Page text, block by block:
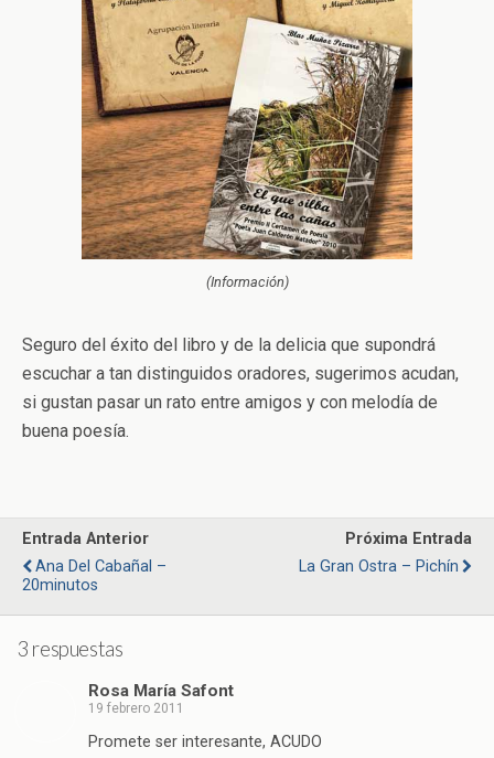
(Información)
Seguro del éxito del libro y de la delicia que supondrá
escuchar a tan distinguidos oradores, sugerimos acudan,
si gustan pasar un rato entre amigos y con melodía de
buena poesía.
Entrada Anterior
Ana Del Cabañal –
20minutos
Próxima Entrada
La Gran Ostra – Pichín
3 respuestas
Rosa María Safont
19 febrero 2011
Promete ser interesante, ACUDO